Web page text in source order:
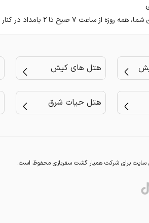
ساعت ۷ صبح تا ۲ بامداد در کنار شما هستیم.
هتل های کیش
هتل حیات شرق
سایت برای شرکت همیار گشت سفربازی محفوظ است.